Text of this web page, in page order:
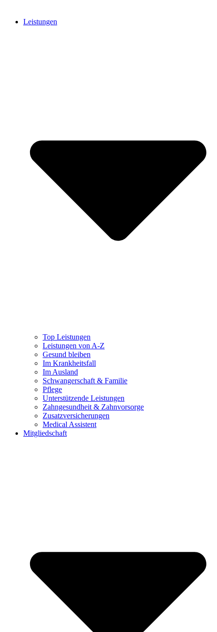
Leistungen
Top Leistungen
Leistungen von A-Z
Gesund bleiben
Im Krankheitsfall
Im Ausland
Schwangerschaft & Familie
Pflege
Unterstützende Leistungen
Zahngesundheit & Zahnvorsorge
Zusatzversicherungen
Medical Assistent
Mitgliedschaft